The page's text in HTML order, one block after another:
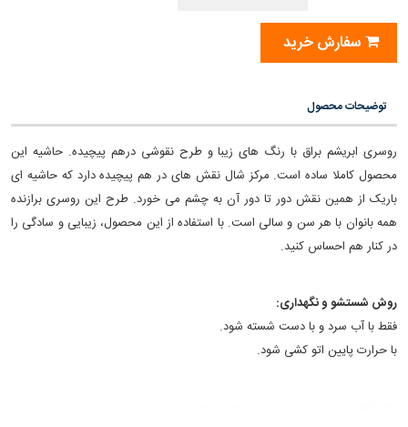
سفارش خرید
توضیحات محصول
روسری ابریشم براق با رنگ های زیبا و طرح نقوشی درهم پیچیده. حاشیه این
محصول کاملا ساده است. مرکز شال نقش های در هم پیچیده دارد که حاشیه ای
باریک از همین نقش دور تا دور آن به چشم می خورد. طرح این روسری برازنده‏
همه بانوان با هر سن و سالی است. با استفاده از این محصول، زیبایی و سادگی را
در کنار هم احساس کنید.
روش شستشو و نگهداری:
فقط با آب سرد و با دست شسته شود.
با حرارت پایین اتو کشی شود.